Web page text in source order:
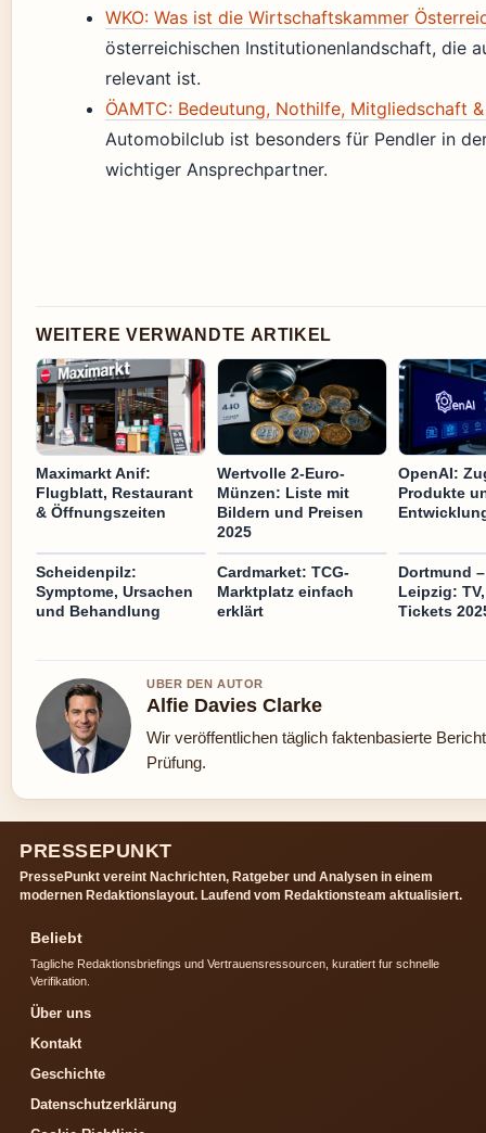
WKO: Was ist die Wirtschaftskammer
österreichischen Institutionenlandschaft, die
relevant ist.
ÖAMTC: Bedeutung, Nothilfe, Mitgliedschaft
Automobilclub ist besonders für Pendler in
wichtiger Ansprechpartner.
WEITERE VERWANDTE ARTIKEL
Maximarkt Anif:
Flugblatt, Restaurant
& Öffnungszeiten
Wertvolle 2-Euro-
Münzen: Liste mit
Bildern und Preisen
2025
OpenAI:
Produkte
Scheidenpilz:
Symptome, Ursachen
und Behandlung
Cardmarket: TCG-
Marktplatz einfach
erklärt
Dortmund
Leipzig:
Tickets
UBER DEN AUTOR
Alfie Davies Clarke
Wir veröffentlichen täglich faktenbasierte
Prüfung.
PRESSEPUNKT
PressePunkt vereint Nachrichten, Ratgeber und Analysen in einem
modernen Redaktionslayout. Laufend vom Redaktionsteam aktualisiert.
Beliebt
Tagliche Redaktionsbriefings und Vertrauensressourcen, kuratiert fur schnelle
Verifikation.
Über uns
Kontakt
Geschichte
Datenschutzerklärung